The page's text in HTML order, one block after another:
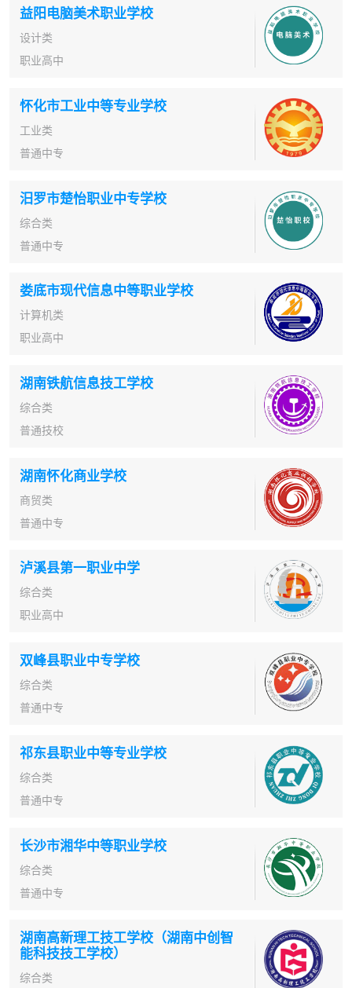
益阳电脑美术职业学校
设计类
职业高中
怀化市工业中等专业学校
工业类
普通中专
汨罗市楚怡职业中专学校
综合类
普通中专
娄底市现代信息中等职业学校
计算机类
职业高中
湖南铁航信息技工学校
综合类
普通技校
湖南怀化商业学校
商贸类
普通中专
泸溪县第一职业中学
综合类
职业高中
双峰县职业中专学校
综合类
普通中专
祁东县职业中等专业学校
综合类
普通中专
长沙市湘华中等职业学校
综合类
普通中专
湖南高新理工技工学校（湖南中创智
能科技技工学校）
综合类